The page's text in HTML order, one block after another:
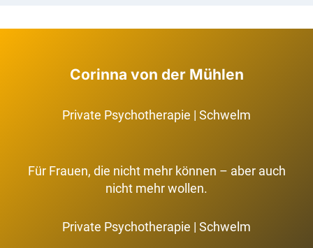
Corinna von der Mühlen
Private Psychotherapie | Schwelm
Für Frauen, die nicht mehr können – aber auch
nicht mehr wollen.
Private Psychotherapie | Schwelm